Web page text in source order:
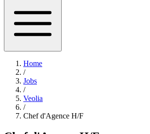
Home
/
Jobs
/
Veolia
/
Chef d'Agence H/F